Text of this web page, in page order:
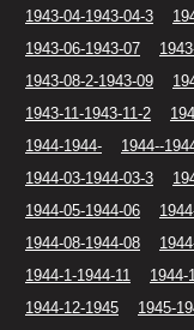
1943-04-1943-04-3
1943-06-1943-07
1943-08-2-1943-09
1943-11-1943-11-2
1944-1944-
1944--
1944-03-1944-03-3
1944-05-1944-06
1944-08-1944-08
1944-1-1944-11
1944-
1944-12-1945
1945-